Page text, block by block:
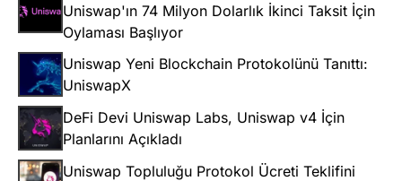
Uniswap'ın 74 Milyon Dolarlık İkinci Taksit İçin
Oylaması Başlıyor
Uniswap Yeni Blockchain Protokolünü Tanıttı:
UniswapX
DeFi Devi Uniswap Labs, Uniswap v4 İçin
Planlarını Açıkladı
Uniswap Topluluğu Protokol Ücreti Teklifini